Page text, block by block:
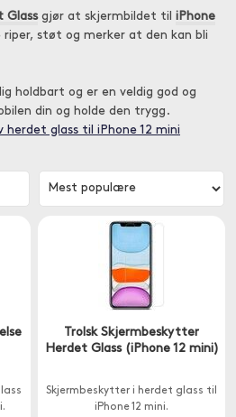
Glassgjør at skjermbildet til iPhone
støt og merker at den kan bli
holdbart og er en veldig god og
din og holde den trygg.
glass til iPhone 12 mini
Trolsk Skjermbeskytter
Herdet Glass (iPhone 12 mini)
Skjermbeskytter i herdet glass til
iPhone 12 mini.